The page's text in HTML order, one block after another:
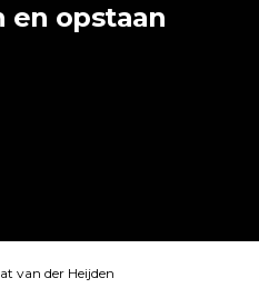
en opstaan
van der Heijden